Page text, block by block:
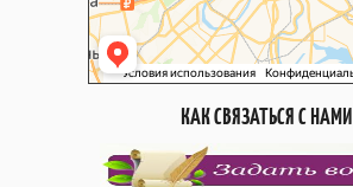
КАК СВЯЗАТЬСЯ С НАМИ